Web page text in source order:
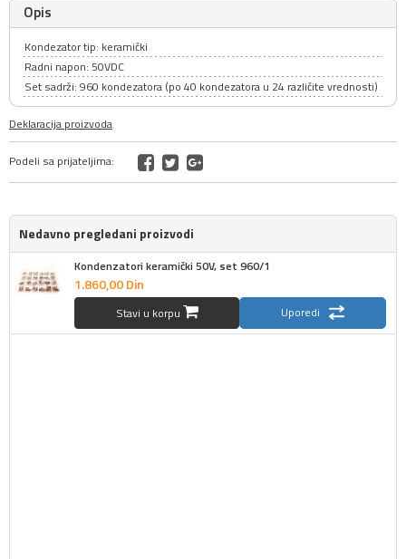
Opis
Kondezator tip: keramički
Radni napon: 50VDC
Set sadrži: 960 kondezatora (po 40 kondezatora u 24 različite vrednosti)
Deklaracija proizvoda
Podeli sa prijateljima:
Nedavno pregledani proizvodi
Kondenzatori keramički 50V, set 960/1
1.860,00Din
Stavi u korpu Uporedi